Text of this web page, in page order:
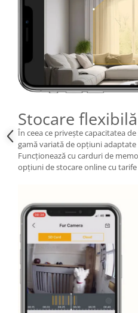
Stocare
În ceea ce privește capacitatea
gamă variată de opțiuni
Funcționează cu carduri de
opțiuni de stocare online cu